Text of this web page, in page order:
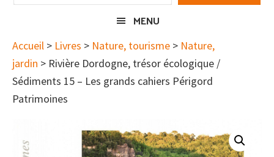
MENU
Accueil > Livres > Nature, tourisme > Nature,
jardin > Rivière Dordogne, trésor écologique /
Sédiments 15 – Les grands cahiers Périgord
Patrimoines